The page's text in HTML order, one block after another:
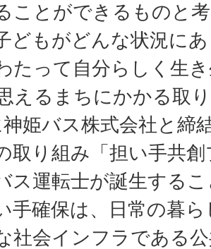
ことができるものと
どもがどんな状況に
たって自分らしく生
えるまちにかかる取
姫バス株式会社と締
取り組み「担い手共
ス運転士が誕生する
手確保は、日常の暮
社会インフラである